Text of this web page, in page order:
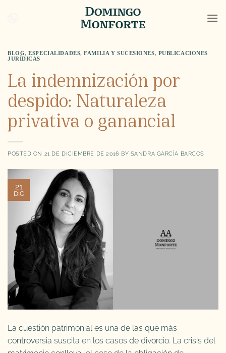
BLOG,ESPECIALIDADES,FAMILIA Y SUCESIONES, PUBLICACIONES
JURÍDICAS
La indemnización por
despido: Naturaleza
privativa o ganancial
POSTED ON 21 DE DICIEMBRE DE 2016 BY SANDRA GARCÍA BARCOS
21
DIC
La cuestión patrimonial es una de las que más
controversia suscita en los casos de divorcio. La crisis del